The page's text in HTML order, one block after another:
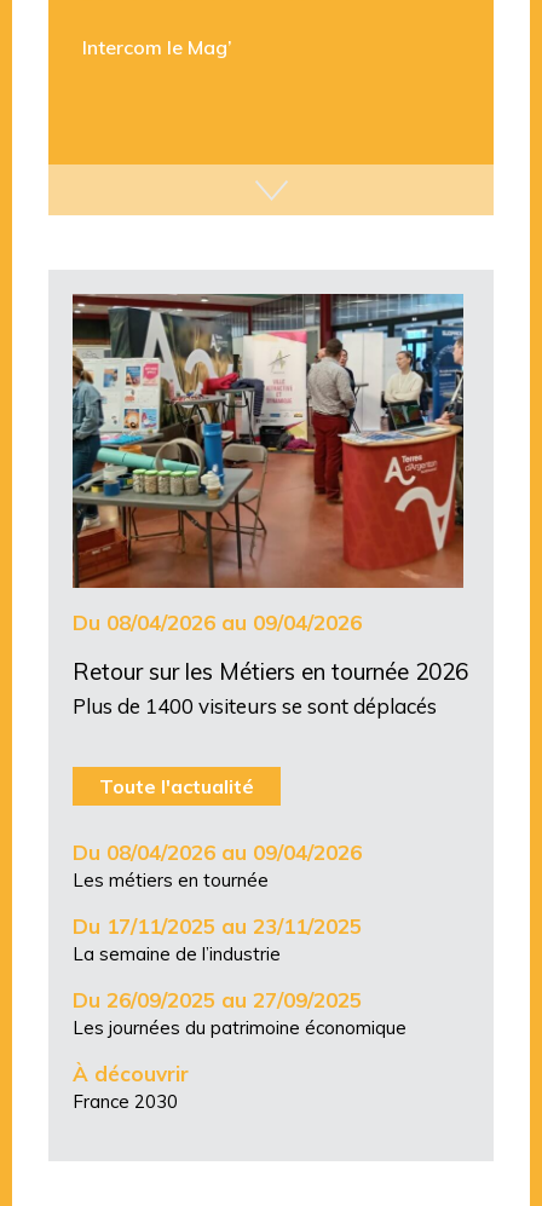
Du 08/04/2026 au 09/04/2026
Retour sur les Métiers en tournée 2026
Plus de 1400 visiteurs se sont déplacés
Toute l'actualité
Du 08/04/2026 au 09/04/2026
Les métiers en tournée
Du 17/11/2025 au 23/11/2025
La semaine de l’industrie
Du 26/09/2025 au 27/09/2025
Les journées du patrimoine économique
À découvrir
France 2030